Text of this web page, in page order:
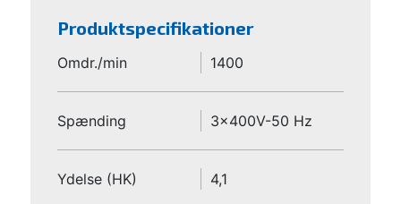
Produktspecifikationer
Omdr./min 1400
Spænding 3x400V-50 Hz
Ydelse (HK) 4,1